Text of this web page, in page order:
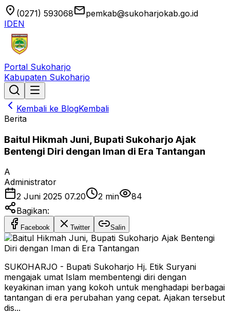
location_on (0271) 593068emailpemkab@sukoharjokab.go.id
IDEN
Portal Sukoharjo
Kabupaten Sukoharjo
Kembali ke BlogKembali
Berita
Baitul Hikmah Juni, Bupati Sukoharjo Ajak
Bentengi Diri dengan Iman di Era Tantangan
A
Administrator
2 Juni 2025 07.20
2 min
84
Bagikan:
Facebook Twitter Salin
SUKOHARJO - Bupati Sukoharjo Hj. Etik Suryani
mengajak umat Islam membentengi diri dengan
keyakinan iman yang kokoh untuk menghadapi berbagai
tantangan di era perubahan yang cepat. Ajakan tersebut
dis...